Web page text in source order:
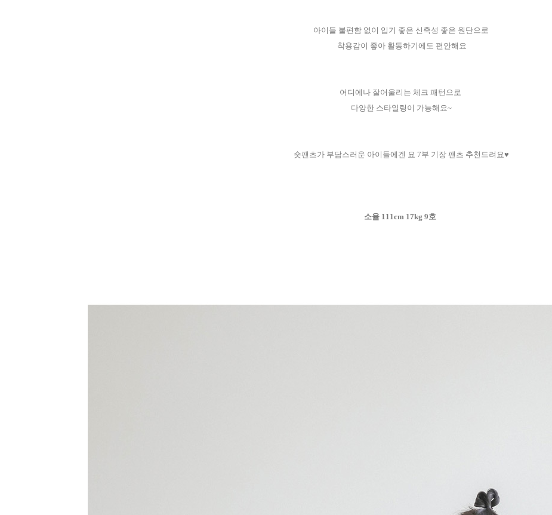
아이들 불편함 없이 입기 좋은 신축성 좋은 원단으로
착용감이 좋아 활동하기에도 편안해요
어디에나 잘어울리는 체크 패턴으로
다양한 스타일링이 가능해요~
숏팬츠가 부담스러운 아이들에겐 요 7부 기장 팬츠 추천드려요♥
소율 111cm 17kg 9호